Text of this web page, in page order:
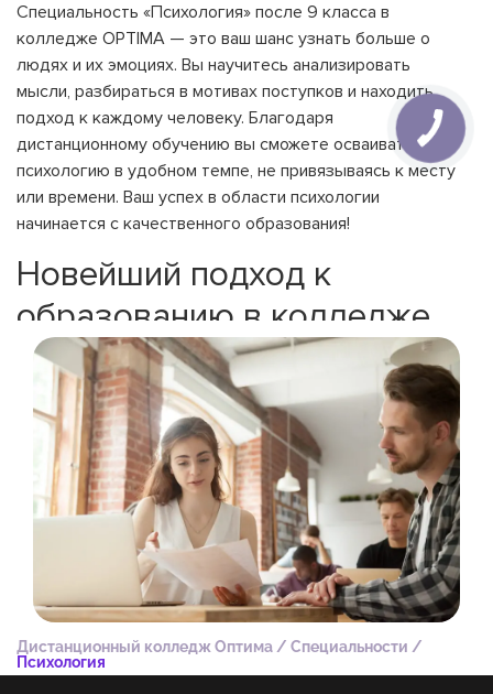
Специальность «Психология» после 9 класса в
колледже OPTIMA — это ваш шанс узнать больше о
людях и их эмоциях. Вы научитесь анализировать
мысли, разбираться в мотивах поступков и находить
подход к каждому человеку. Благодаря
дистанционному обучению вы сможете осваивать
психологию в удобном темпе, не привязываясь к месту
или времени. Ваш успех в области психологии
начинается с качественного образования!
Новейший подход к
образованию в колледже
OPTIMA
Специальность «Психология» после 9 класса в
колледже — это не просто дистанционное обучение, а
уникальная возможность совмещать образование с
другими аспектами жизни. Мы понимаем, что у
студентов много интересов, стремлений и задач,
поэтому предлагаем обучение, которое не мешает, а
дополняет ваши планы.
Гибкость и свобода. Благодаря дистанционному
хобби, работой или саморазвитием. Занимаетесь
Дистанционный колледж Оптима / Специальности /
Психология